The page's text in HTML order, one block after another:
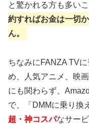
と驚かれる方も多い
約すればお金は一切
ん。
ちなみにFANZA TV
め、人気アニメ、映
にも関わらず、
で、「DMMに乗り換
超・神コスパなサービ